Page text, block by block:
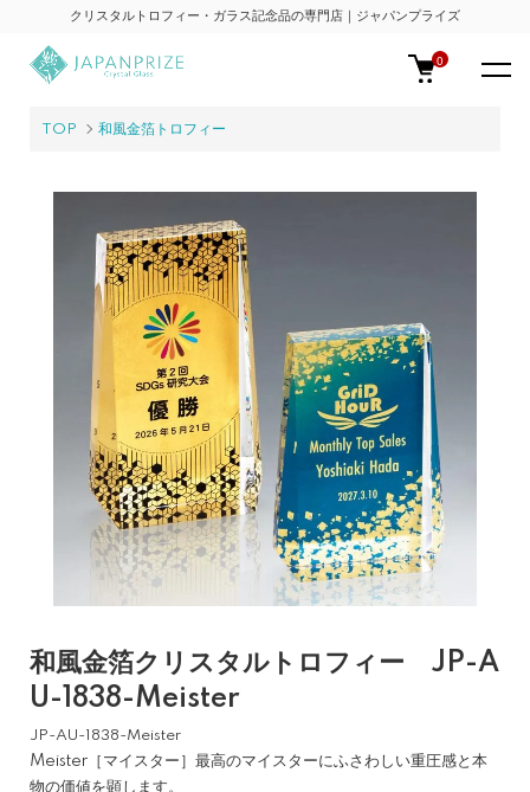
クリスタルトロフィー・ガラス記念品の専門店｜ジャパンプライズ
0
TOP 和風金箔トロフィー
和風金箔クリスタルトロフィー JP-A
U-1838-Meister
JP-AU-1838-Meister
Meister［マイスター］最高のマイスターにふさわしい重圧感と本
物の価値を顕します。